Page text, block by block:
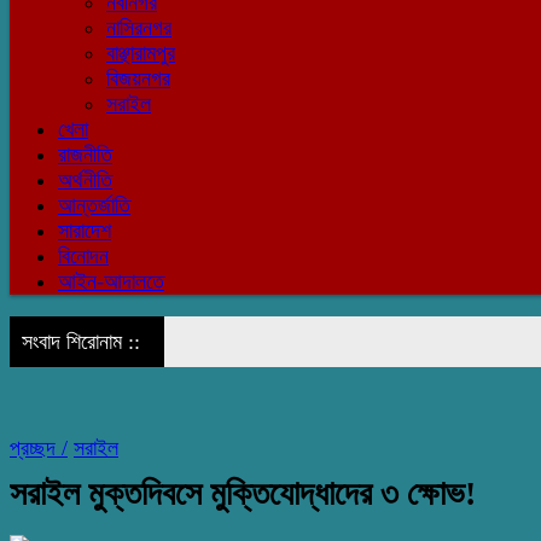
নাসিরনগর
বাঞ্ছারামপুর
বিজয়নগর
সরাইল
খেলা
রাজনীতি
অর্থনীতি
আন্তর্জাতি
সারাদেশ
বিনোদন
আইন-আদালতে
সংবাদ শিরোনাম ::
প্রচ্ছদ / সরাইল
সরাইল মুক্তদিবসে মুক্তিযোদ্ধাদের ৩ ক্ষোভ!